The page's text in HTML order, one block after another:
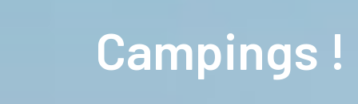
Campings !